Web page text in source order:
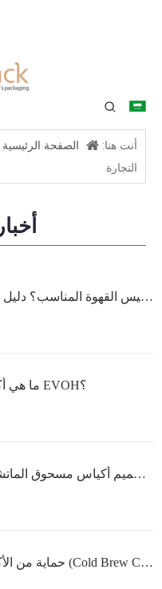
أنت هنا: الصفحة الرئيسية
التجارة
ما هو حجم كيس القهوة المناسب؟ دليل عملي للمحمّصات والعلامات التجارية
ما هي أكياس القهوة القابلة لإعادة التدوير مع EVOH؟
دليل تصميم أكياس مسحوق الماتشا المخصصة لعلامات الشاي التجارية
حماية من الأكسجينتغليف القهوة الباردة المخصص (Cold Brew Coffee Packaging): حلول عصرية لعلامتك التجارية